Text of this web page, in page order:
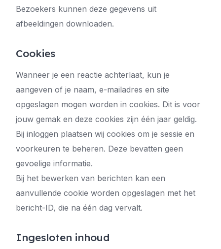
Bezoekers kunnen deze gegevens uit
afbeeldingen downloaden.
Cookies
Wanneer je een reactie achterlaat, kun je
aangeven of je naam, e-mailadres en site
opgeslagen mogen worden in cookies. Dit is voor
jouw gemak en deze cookies zijn één jaar geldig.
Bij inloggen plaatsen wij cookies om je sessie en
voorkeuren te beheren. Deze bevatten geen
gevoelige informatie.
Bij het bewerken van berichten kan een
aanvullende cookie worden opgeslagen met het
bericht-ID, die na één dag vervalt.
Ingesloten inhoud